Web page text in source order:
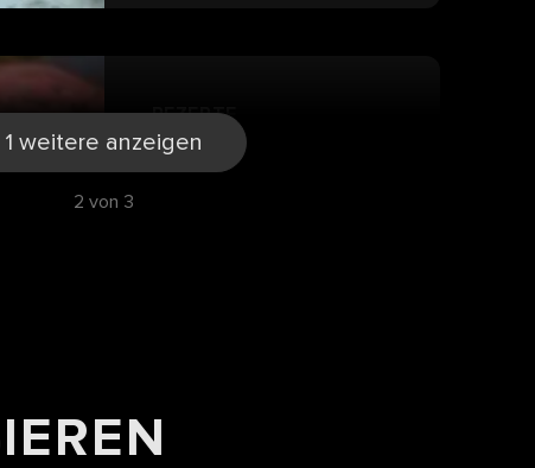
REZEPTE
RINDSFILET MIT
SELBSTGEMACHTER
1 weitere anzeigen
2 von 3